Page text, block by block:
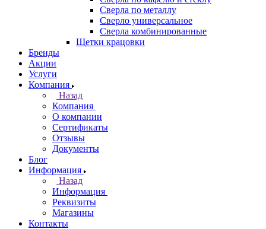
Сверла по металлу
Сверло универсальное
Сверла комбинированные
Щетки крацовки
Бренды
Акции
Услуги
Компания
Назад
Компания
О компании
Сертификаты
Отзывы
Документы
Блог
Информация
Назад
Информация
Реквизиты
Магазины
Контакты